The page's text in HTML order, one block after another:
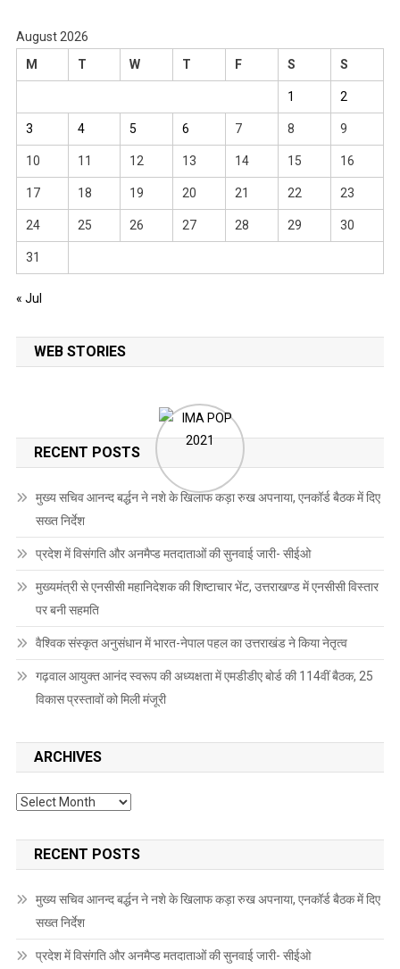
August 2026
M
T W T F S S
1 2
3 4 5 6 7 8 9
10 11 12 13 14 15 16
17 18 19 20 21 22 23
24 25 26 27 28 29 30
31
« Jul
WEB STORIES
RECENT POSTS
मुख्य सचिव आनन्द बर्द्धन ने नशे के खिलाफ कड़ा रुख अपनाया, एनकॉर्ड बैठक में दिए
सख्त निर्देश
प्रदेश में विसंगति और अनमैप्ड मतदाताओं की सुनवाई जारी- सीईओ
मुख्यमंत्री से एनसीसी महानिदेशक की शिष्टाचार भेंट, उत्तराखण्ड में एनसीसी विस्तार
पर बनी सहमति
वैश्विक संस्कृत अनुसंधान में भारत-नेपाल पहल का उत्तराखंड ने किया नेतृत्व
गढ़वाल आयुक्त आनंद स्वरूप की अध्यक्षता में एमडीडीए बोर्ड की 114वीं बैठक, 25
विकास प्रस्तावों को मिली मंजूरी
ARCHIVES
Archives
RECENT POSTS
मुख्य सचिव आनन्द बर्द्धन ने नशे के खिलाफ कड़ा रुख अपनाया, एनकॉर्ड बैठक में दिए
सख्त निर्देश
प्रदेश में विसंगति और अनमैप्ड मतदाताओं की सुनवाई जारी- सीईओ